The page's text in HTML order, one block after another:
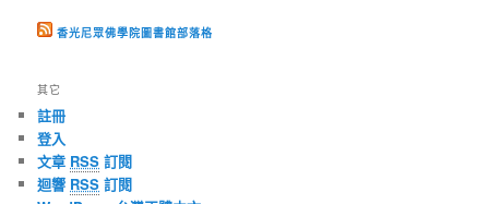
香光尼眾佛學院圖書館部落格
其它
註冊
登入
文章 RSS 訂閱
迴響 RSS 訂閱